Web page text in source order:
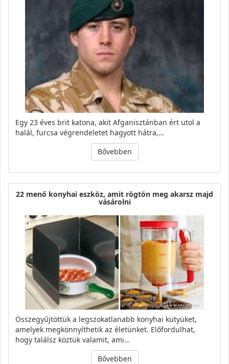
Egy 23 éves brit katona, akit Afganisztánban ért utol a
halál, furcsa végrendeletet hagyott hátra,…
Bővebben
22 menő konyhai eszköz, amit rögtön meg akarsz majd
vásárolni
Összegyűjtöttük a legszokatlanabb konyhai kütyüket,
amelyek megkönnyíthetik az életünket. Előfordulhat,
hogy találsz köztük valamit, ami…
Bővebben